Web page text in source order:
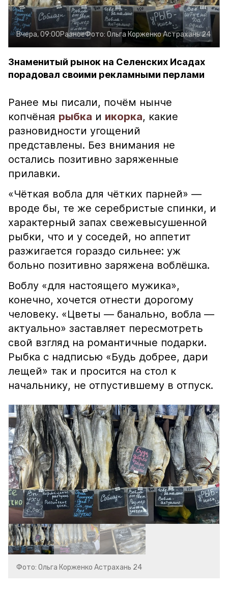
Вчера, 09:00РазноеФото: Ольга КорженкоАстрахань 24
Знаменитый рынок на Селенских Исадах
порадовал своими рекламными перлами
Ранее мы писали, почём нынче
копчёная рыбка и икорка, какие
разновидности угощений
представлены. Без внимания не
остались позитивно заряженные
прилавки.
«Чёткая вобла для чётких парней» —
вроде бы, те же серебристые спинки, и
характерный запах свежевысушенной
рыбки, что и у соседей, но аппетит
разжигается гораздо сильнее: уж
больно позитивно заряжена воблёшка.
Воблу «для настоящего мужика»,
конечно, хочется отнести дорогому
человеку. «Цветы — банально, вобла —
актуально» заставляет пересмотреть
свой взгляд на романтичные подарки.
Рыбка с надписью «Будь добрее, дари
лещей» так и просится на стол к
начальнику, не отпустившему в отпуск.
Фото: Ольга Корженко Астрахань 24